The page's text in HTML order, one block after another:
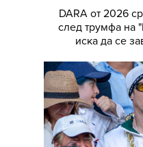
DARA от 2026
след трумфа на
иска да се